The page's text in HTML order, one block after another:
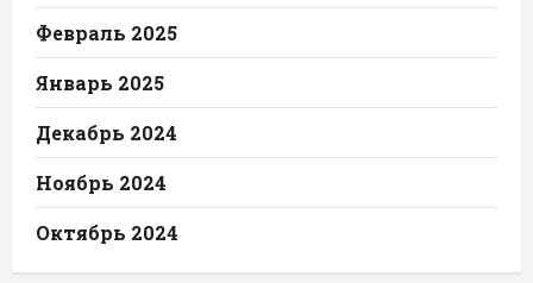
Февраль 2025
Январь 2025
Декабрь 2024
Ноябрь 2024
Октябрь 2024